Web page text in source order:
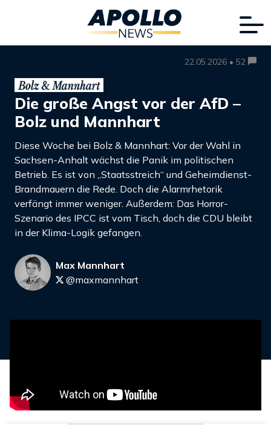
22.05.2026 • 52
Die große Angst vor der AfD –
Bolz und Mannhart
Diese Woche bei Bolz & Mannhart: Vor der Wahl in
Sachsen-Anhalt wächst die Panik im politischen
Betrieb. Es ist von „Staatsstreich“ und Geheimdienst-
Brandmauern die Rede. Doch die Alarmrhetorik
verfängt immer weniger. Außerdem: Das Horror-
Szenario des IPCC ist vom Tisch, doch die CDU bleibt
in der Klima-Logik gefangen.
Max Mannhart
@maxmannhart